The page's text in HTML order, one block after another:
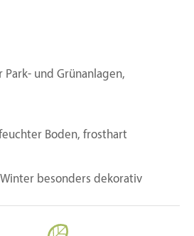
und Grünanlagen,
Boden, frosthart
besonders dekorativ